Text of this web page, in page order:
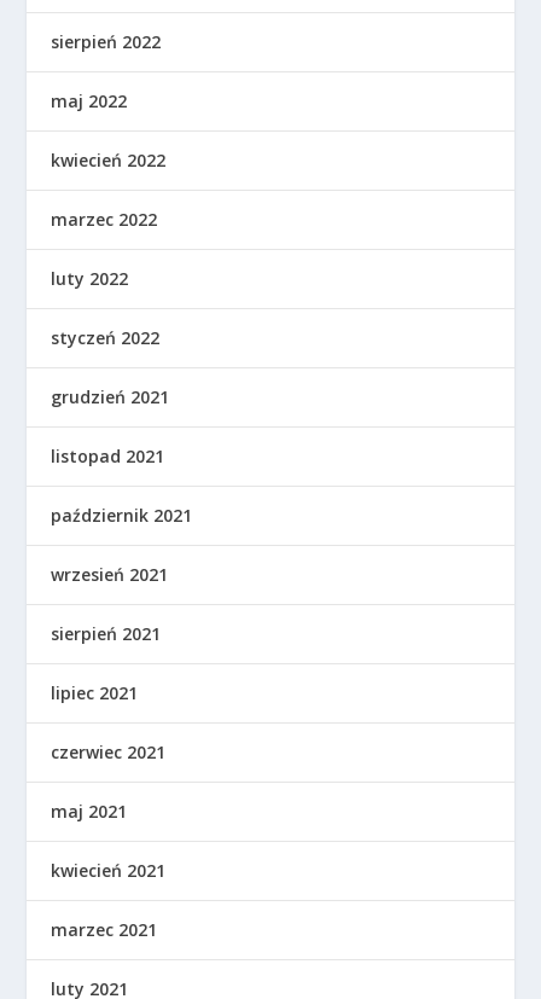
sierpień 2022
maj 2022
kwiecień 2022
marzec 2022
luty 2022
styczeń 2022
grudzień 2021
listopad 2021
październik 2021
wrzesień 2021
sierpień 2021
lipiec 2021
czerwiec 2021
maj 2021
kwiecień 2021
marzec 2021
luty 2021